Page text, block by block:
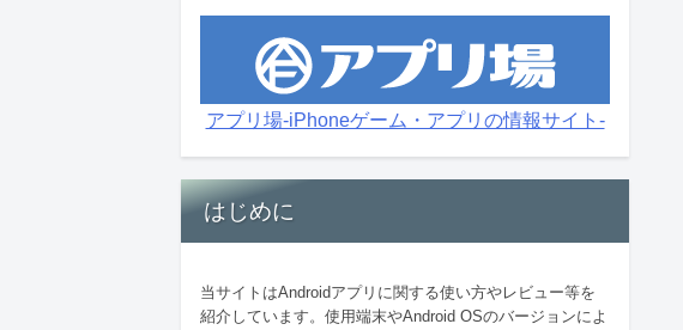
アプリ場-iPhoneゲーム・アプリの情報サイト-
はじめに
当サイトはAndroidアプリに関する使い方やレビュー等を
紹介しています。使用端末やAndroid OSのバージョンによ